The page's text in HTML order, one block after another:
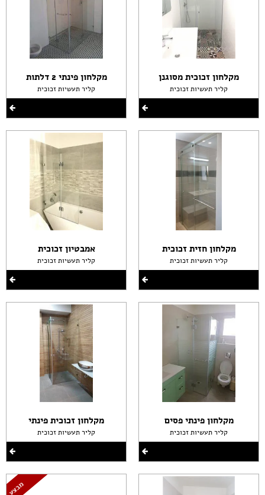
מקלחון זכוכית מסוגנן
קליר תעשיות זכוכית
מקלחון חזית זכוכית
קליר תעשיות זכוכית
מקלחון פינתי פסים
קליר תעשיות זכוכית
מקלחון פינתי 2 דלתות
קליר תעשיות זכוכית
אמבטיון זכוכית
קליר תעשיות זכוכית
מקלחון זכוכית פינתי
קליר תעשיות זכוכית